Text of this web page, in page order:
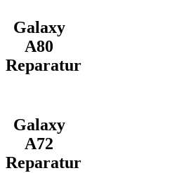
Galaxy
A80
Reparatur
Galaxy
A72
Reparatur